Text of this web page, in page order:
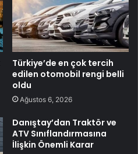
Türkiye’de en çok tercih
edilen otomobil rengi belli
oldu
Ağustos 6, 2026
Danıştay’dan Traktör ve
ATV Sınıflandırmasına
İlişkin Önemli Karar